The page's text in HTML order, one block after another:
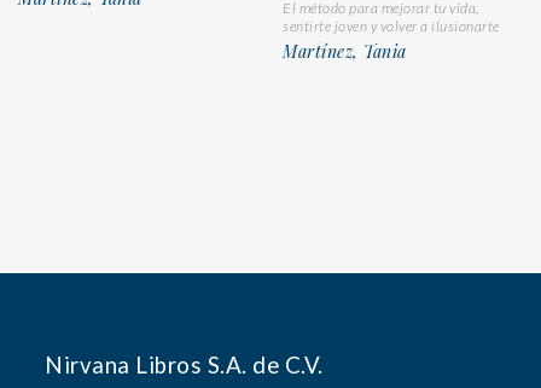
El método para mejorar tu vida,
sentirte joven y volver a ilusionarte
Martínez, Tania
Nirvana Libros S.A. de C.V.